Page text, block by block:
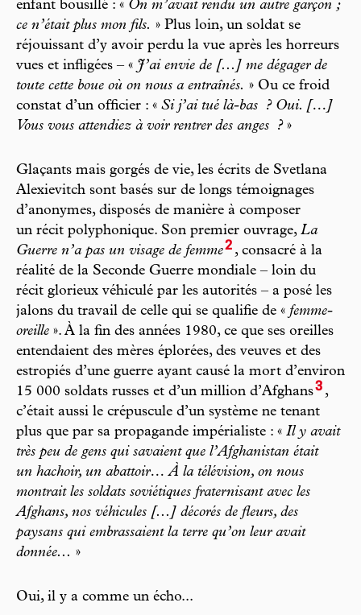
enfant bousillé : « On m’avait rendu un autre garçon ;
ce n’était plus mon fils. » Plus loin, un soldat se
réjouissant d’y avoir perdu la vue après les horreurs
vues et infligées – « J’ai envie de [...] me dégager de
toute cette boue où on nous a entraînés. » Ou ce froid
constat d’un officier : « Si j’ai tué là-bas
? Oui. […]
Vous vous attendiez à voir rentrer des anges
?»
Glaçants mais gorgés de vie, les écrits de Svetlana
Alexievitch sont basés sur de longs témoignages
d’anonymes, disposés de manière à composer
un récit polyphonique. Son premier ouvrage, La
Guerre n’a pas un visage de femme2 , consacré à la
réalité de la Seconde Guerre mondiale – loin du
récit glorieux véhiculé par les autorités – a posé les
jalons du travail de celle qui se qualifie de « femme-
oreille ». À la fin des années 1980, ce que ses oreilles
entendaient des mères éplorées, des veuves et des
estropiés d’une guerre ayant causé la mort d’environ
15 000 soldats russes et d’un million d’Afghans3 ,
c’était aussi le crépuscule d’un système ne tenant
plus que par sa propagande impérialiste : « Il y avait
très peu de gens qui savaient que l’Afghanistan était
un hachoir, un abattoir… À la télévision, on nous
montrait les soldats soviétiques fraternisant avec les
Afghans, nos véhicules [...] décorés de fleurs, des
paysans qui embrassaient la terre qu’on leur avait
donnée... »
Oui, il y a comme un écho...